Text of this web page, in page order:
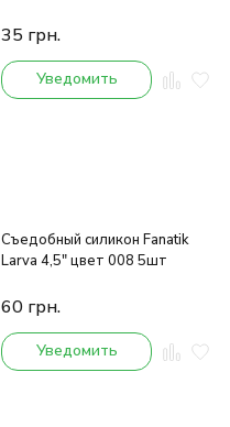
35 грн.
Уведомить
Съедобный силикон Fanatik
Larva 4,5" цвет 008 5шт
60 грн.
Уведомить